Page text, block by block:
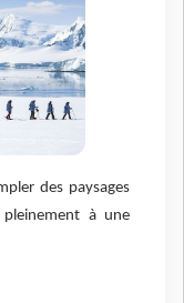
des paysages
pleinement à une